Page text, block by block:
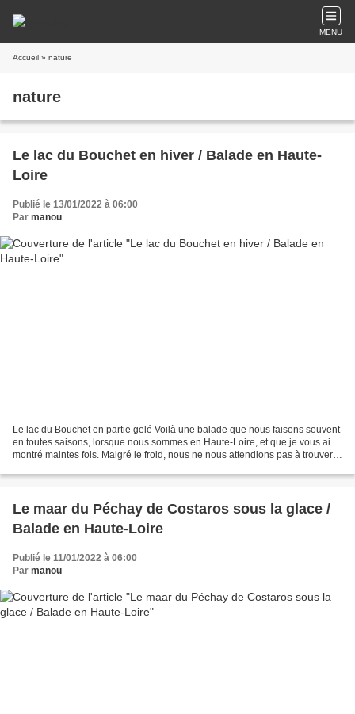
MENU
Accueil » nature
nature
Le lac du Bouchet en hiver / Balade en Haute-
Loire
Publié le 13/01/2022 à 06:00
Par manou
Le lac du Bouchet en partie gelé Voilà une balade que nous faisons souvent
en toutes saisons, lorsque nous sommes en Haute-Loire, et que je vous ai
montré maintes fois. Malgré le froid, nous ne nous attendions pas à trouver
Le maar du Péchay de Costaros sous la glace /
Balade en Haute-Loire
Publié le 11/01/2022 à 06:00
Par manou